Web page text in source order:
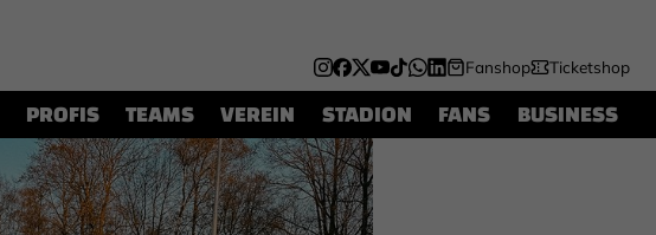
Fanshop Ticketshop
PROFIS TEAMS VEREIN STADION FANS BUSINESS